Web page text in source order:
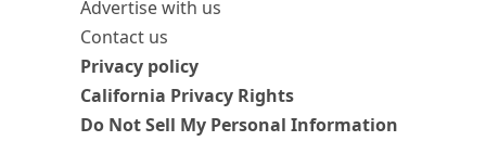
Advertise with us
Contact us
Privacy policy
California Privacy Rights
Do Not Sell My Personal Information